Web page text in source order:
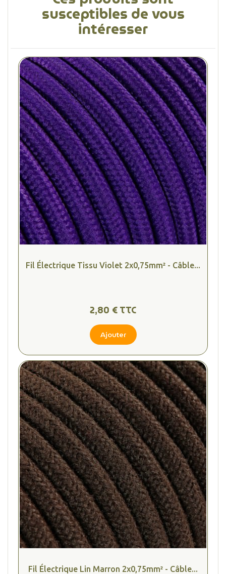
(2
susceptibles de vous
intéresser
Fil Électrique Tissu Violet 2x0,75mm² - Câble...
2,80 € TTC
Ajouter
Fil Électrique Lin Marron 2x0,75mm² - Câble...